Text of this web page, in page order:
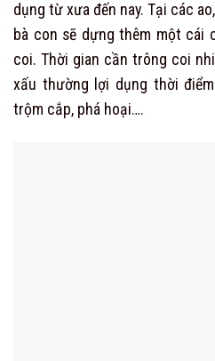
dụng từ xưa đến nay. Tại các
bà con sẽ dựng thêm một cái
coi. Thời gian cần trông coi
xấu thường lợi dụng thời
trộm cắp, phá hoại….